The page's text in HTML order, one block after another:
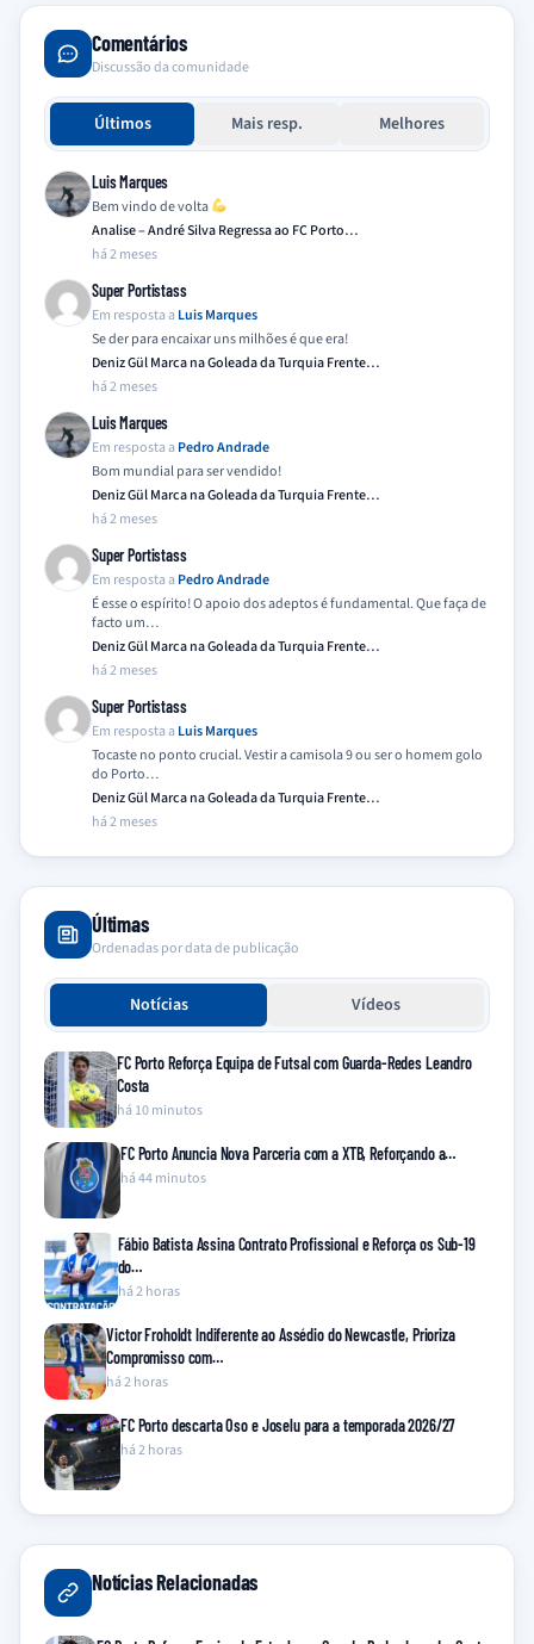
Comentários
Discussão da comunidade
Últimos Mais resp. Melhores
Luis Marques
Bem vindo de volta
Analise – André Silva Regressa ao FC Porto…
há 2 meses
Super Portistass
Em resposta a Luis Marques
Se der para encaixar uns milhões é que era!
Deniz Gül Marca na Goleada da Turquia Frente…
há 2 meses
Luis Marques
Em resposta a Pedro Andrade
Bom mundial para ser vendido!
Deniz Gül Marca na Goleada da Turquia Frente…
há 2 meses
Super Portistass
Em resposta a Pedro Andrade
É esse o espírito! O apoio dos adeptos é fundamental. Que faça de
facto um…
Deniz Gül Marca na Goleada da Turquia Frente…
há 2 meses
Super Portistass
Em resposta a Luis Marques
Tocaste no ponto crucial. Vestir a camisola 9 ou ser o homem golo
do Porto…
Deniz Gül Marca na Goleada da Turquia Frente…
há 2 meses
Últimas
Ordenadas por data de publicação
Notícias Vídeos
FC Porto Reforça Equipa de Futsal com Guarda-Redes Leandro
Costa
há 10 minutos
FC Porto Anuncia Nova Parceria com a XTB, Reforçando a…
há 44 minutos
Fábio Batista Assina Contrato Profissional e Reforça os Sub-19
do…
há 2 horas
Victor Froholdt Indiferente ao Assédio do Newcastle, Prioriza
Compromisso com…
há 2 horas
FC Porto descarta Oso e Joselu para a temporada 2026/27
há 2 horas
Notícias Relacionadas